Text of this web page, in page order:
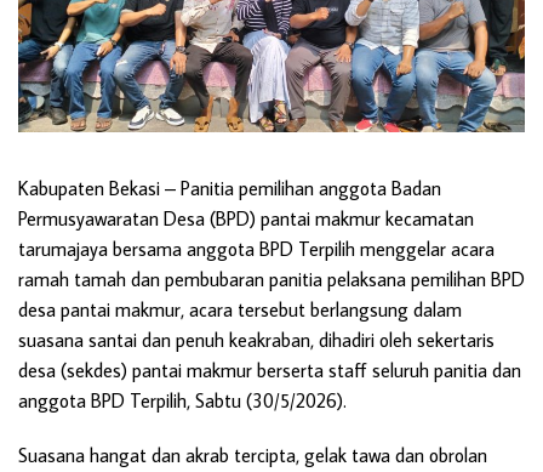
Kabupaten Bekasi – Panitia pemilihan anggota Badan
Permusyawaratan Desa (BPD) pantai makmur kecamatan
tarumajaya bersama anggota BPD Terpilih menggelar acara
ramah tamah dan pembubaran panitia pelaksana pemilihan BPD
desa pantai makmur, acara tersebut berlangsung dalam
suasana santai dan penuh keakraban, dihadiri oleh sekertaris
desa (sekdes) pantai makmur berserta staff seluruh panitia dan
anggota BPD Terpilih, Sabtu (30/5/2026).
Suasana hangat dan akrab tercipta, gelak tawa dan obrolan